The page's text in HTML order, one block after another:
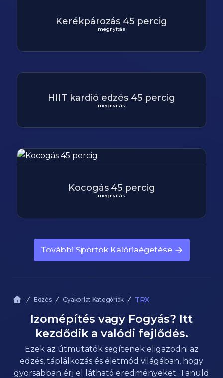
Kerékpározás 45 percig
megnyitás
HIIT kardió edzés 45 percig
megnyitás
Kocogás 45 percig
megnyitás
További Sportok Kalóriaégetése
Edzés Gyakorlat Kategóriák TRX
Izomépítés vagy Fogyás? Itt
kezdődik a valódi fejlődés.
Ezek az útmutatók segítenek eligazodni az
edzés, táplálkozás és életmód világában, hogy
gyorsabban érj el látható eredményeket. Tanuld